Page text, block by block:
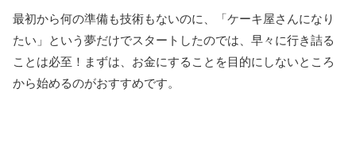
最初から何の準備も技術もないのに、「ケーキ屋さんになり
たい」という夢だけでスタートしたのでは、早々に行き詰る
ことは必至！まずは、お金にすることを目的にしないところ
から始めるのがおすすめです。